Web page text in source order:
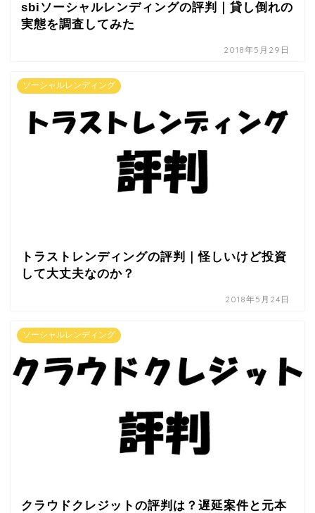
sbiソーシャルレンディングの評判｜貸し倒れの
実態を調査してみた
2018年5月29日
ソーシャルレンディング
トラストレンディングの評判｜怪しいけど投資
して大丈夫なのか？
2018年5月24日
ソーシャルレンディング
クラウドクレジットの評判は？遅延案件と元本